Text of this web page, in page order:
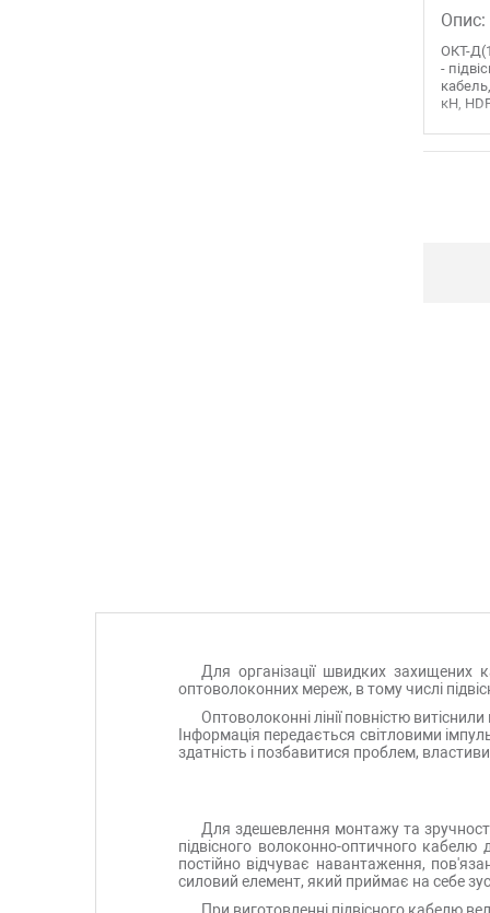
Опис:
ОКТ-
-
кН,
Для організації швидких захищених
оптоволоконних мереж, в тому числі
Оптоволоконні лінії повністю
Інформація передається світловими
здатність і позбавитися проблем,
Для здешевлення монтажу та
підвісного волоконно-оптичного
постійно відчуває навантаження,
силовий елемент, який приймає на себе